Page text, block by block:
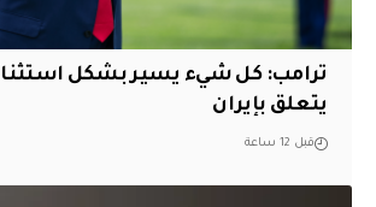
ترامب: كل شيء يسير بشكل
يتعلق بإيران
قبل 12 ساعة